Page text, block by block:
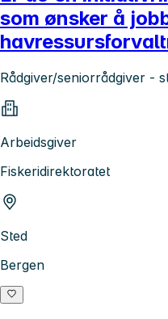
som ønsker å
Rådgiver/seniorrådgiver -
Arbeidsgiver
Fiskeridirektoratet
Sted
Bergen